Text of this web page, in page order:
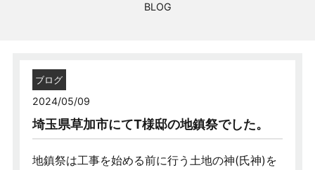
BLOG
ブログ
2024/05/09
埼玉県草加市にてT様邸の地鎮祭でした。
地鎮祭は工事を始める前に行う土地の神(氏神)を